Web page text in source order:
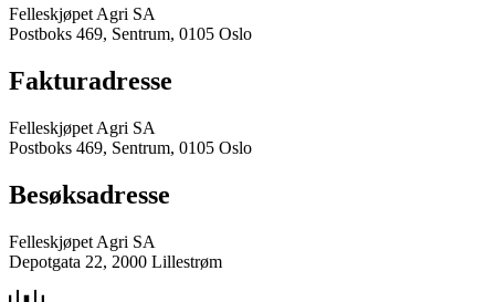
Felleskjøpet Agri SA
Postboks 469, Sentrum, 0105 Oslo
Fakturadresse
Felleskjøpet Agri SA
Postboks 469, Sentrum, 0105 Oslo
Besøksadresse
Felleskjøpet Agri SA
Depotgata 22, 2000 Lillestrøm